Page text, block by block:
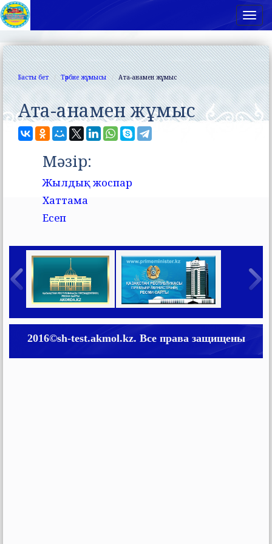
Басты бет Тәрбие жұмысы Ата-анамен жұмыс
Ата-анамен жұмыс
Мәзір:
Жылдық жоспар
Хаттама
Есеп
2016©sh-test.akmol.kz. Все права защищены